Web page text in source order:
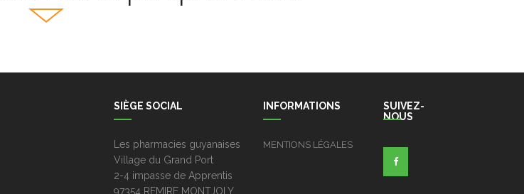
SIÈGE SOCIAL
Les pharmacies guyanaises
Village du Grand Port
2-4 impasse de Apprentis
97354 REMIRE MONTJOLY
INFORMATIONS
MENTIONS LÉGALES
SUIVEZ-
NOUS